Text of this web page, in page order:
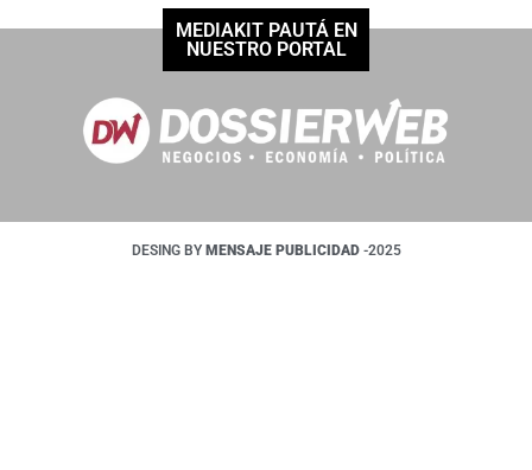
MEDIAKIT PAUTÁ EN
NUESTRO PORTAL
DESING BY MENSAJE PUBLICIDAD -2025